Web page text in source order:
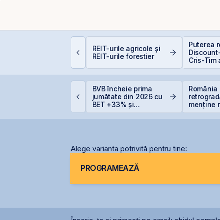
REIT-urile agricole și
REIT-urile forestier
Puterea
Cris-Tim
a
BVB încheie prima
jumătate din 2026 cu
BET +33% și
România
menține
Alege varianta potrivită pentru tine:
PROGRAMEAZĂ